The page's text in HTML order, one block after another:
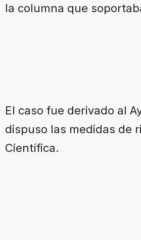
la columna que
El caso fue derivado al
dispuso las medidas de
Científica.